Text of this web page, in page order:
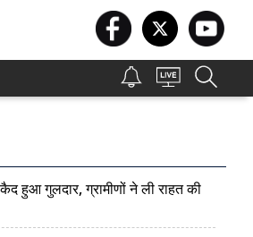
हुआ गुलदार, ग्रामीणों ने ली राहत की